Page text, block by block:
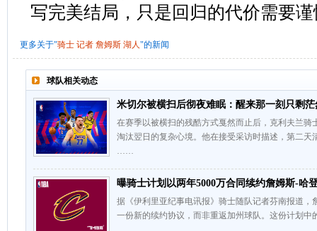
写完美结局，只是回归的代价需要
更多关于"骑士 记者 詹姆斯 湖人"的新闻
球队相关动态
米切尔被横扫后彻夜难眠：醒来那一刻只剩茫
在赛季以被横扫的残酷方式戛然而止后，克利夫兰骑
淘汰翌日的复杂心境。他在接受采访时描述，第二
……
曝骑士计划以两年5000万合同续约詹姆斯-哈
据《伊利里亚纪事电讯报》骑士随队记者芬南报道
一份新的续约协议，而非重返加州球队。这份计划